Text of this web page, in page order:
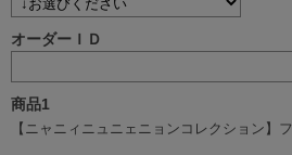
オーダーＩＤ
商品1
【ニャニィニュニェニョンコレクション】